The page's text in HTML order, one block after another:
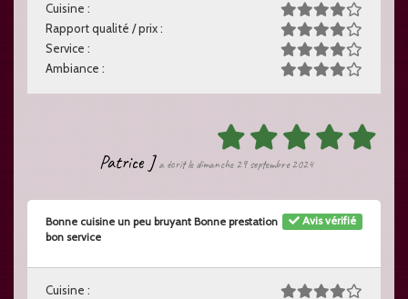
Cuisine :
Rapport qualité / prix :
Service :
Ambiance :
Patrice J a écrit le dimanche 29 septembre 2024
Avis vérifié
Bonne cuisine un peu bruyant Bonne prestation
bon service
Cuisine :